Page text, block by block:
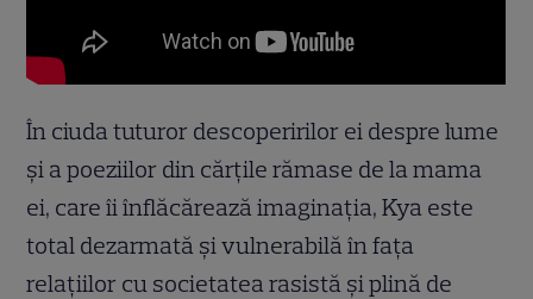
În ciuda tuturor descoperirilor ei despre lume
și a poeziilor din cărțile rămase de la mama
ei, care îi înflăcărează imaginația, Kya este
total dezarmată și vulnerabilă în fața
relațiilor cu societatea rasistă și plină de